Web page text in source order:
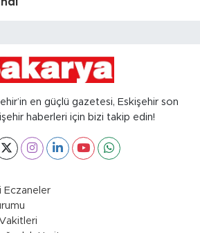
en güçlü gazetesi, Eskişehir son
haberleri için bizi takip edin!
Eczaneler